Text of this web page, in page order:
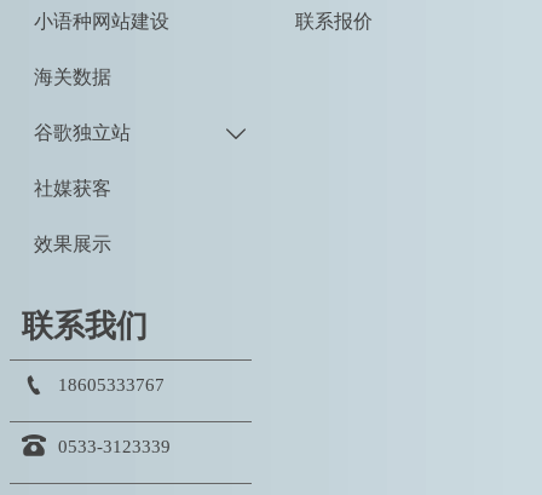
小语种网站建设
海关数据
谷歌独立站 
社媒获客
效果展示
联系报价
联系我们
 18605333767
 0533-3123339